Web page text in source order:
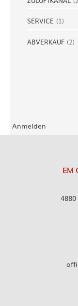
SERVICE (1)
ABVERKAUF (2)
Anmelden
EM